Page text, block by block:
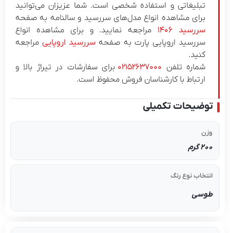
و استفاده شخصی است.شما عزیزان می‌توانید
مشاهده انواع مدل‌های سررسید و سالنامه به صفحه
۱۴۰۶
مراجعه نمایید. و برای مشاهده انواع
اروپایی پارت به صفحه سررسید اروپایی مراجعه
تلفن۰۲۱۵۲۶۳۷۰۰۰ برای سفارشات در تیراژ بالا و
با کارشناسان فروش محفوظ است.
تکمیلی
نوع رنگ